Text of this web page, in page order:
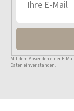
Mit dem Absenden einer E-
Daten einverstanden.